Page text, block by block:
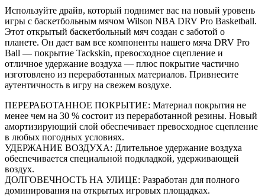
Используйте драйв, который поднимет вас на новый уровень
игры с баскетбольным мячом Wilson NBA DRV Pro Basketball.
Этот открытый баскетбольный мяч создан с заботой о
планете. Он дает вам все компоненты нашего мяча DRV Pro
Ball — покрытие Tackskin, превосходное сцепление и
отличное удержание воздуха — плюс покрытие частично
изготовлено из переработанных материалов. Привнесите
аутентичность в игру на свежем воздухе.
ПЕРЕРАБОТАННОЕ ПОКРЫТИЕ: Материал покрытия не
менее чем на 30 % состоит из переработанной резины. Новый
амортизирующий слой обеспечивает превосходное сцепление
в любых погодных условиях.
УДЕРЖАНИЕ ВОЗДУХА: Длительное удержание воздуха
обеспечивается специальной подкладкой, удерживающей
воздух.
ДОЛГОВЕЧНОСТЬ НА УЛИЦЕ: Разработан для полного
доминирования на открытых игровых площадках.